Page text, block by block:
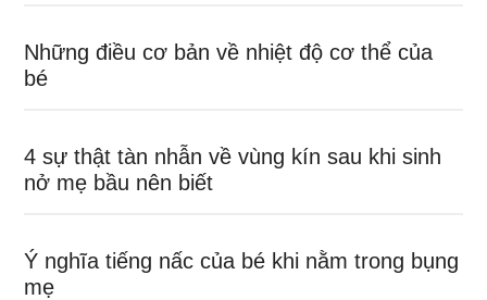
Những điều cơ bản về nhiệt độ cơ thể của
bé
4 sự thật tàn nhẫn về vùng kín sau khi sinh
nở mẹ bầu nên biết
Ý nghĩa tiếng nấc của bé khi nằm trong bụng
mẹ